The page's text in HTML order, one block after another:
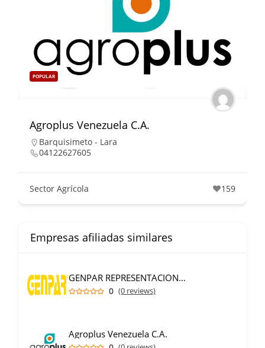
POPULAR
Agroplus Venezuela C.A.
Barquisimeto - Lara
04122627605
Sector Agrícola 159
Empresas afiliadas similares
GENPAR REPRESENTACIONES C.A.
0 (0 reviews)
Agroplus Venezuela C.A.